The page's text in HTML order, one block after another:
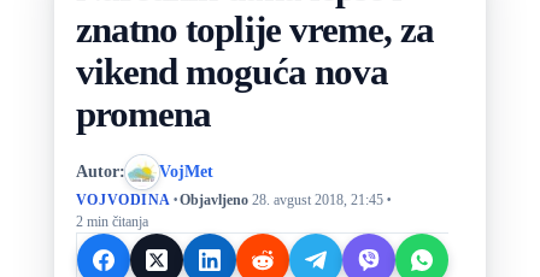
znatno toplije vreme, za
vikend moguća nova
promena
Autor: VojMet
VOJVODINA ·Objavljeno 28. avgust 2018, 21:45 ·
2 min čitanja